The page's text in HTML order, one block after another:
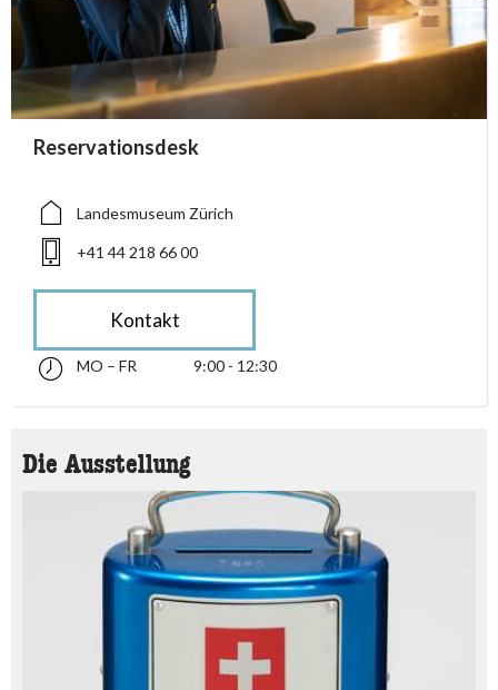
accessibility.sr-only.person_card_info
Reservationsdesk
accessibility.sr-only.museum
Landesmuseum Zürich
accessibility.sr-only.phone
+41 44 218 66 00
Kontakt
accessibility.sr-only.opening_hours
Montag bis Freitag 09:00 - 12:30
MO – FR 9:00 - 12:30
Die Ausstellung